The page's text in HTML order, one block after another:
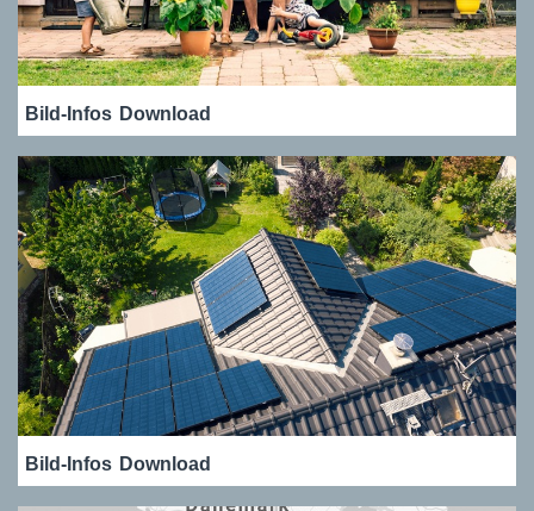
Bild-Infos Download
Bild-Infos Download